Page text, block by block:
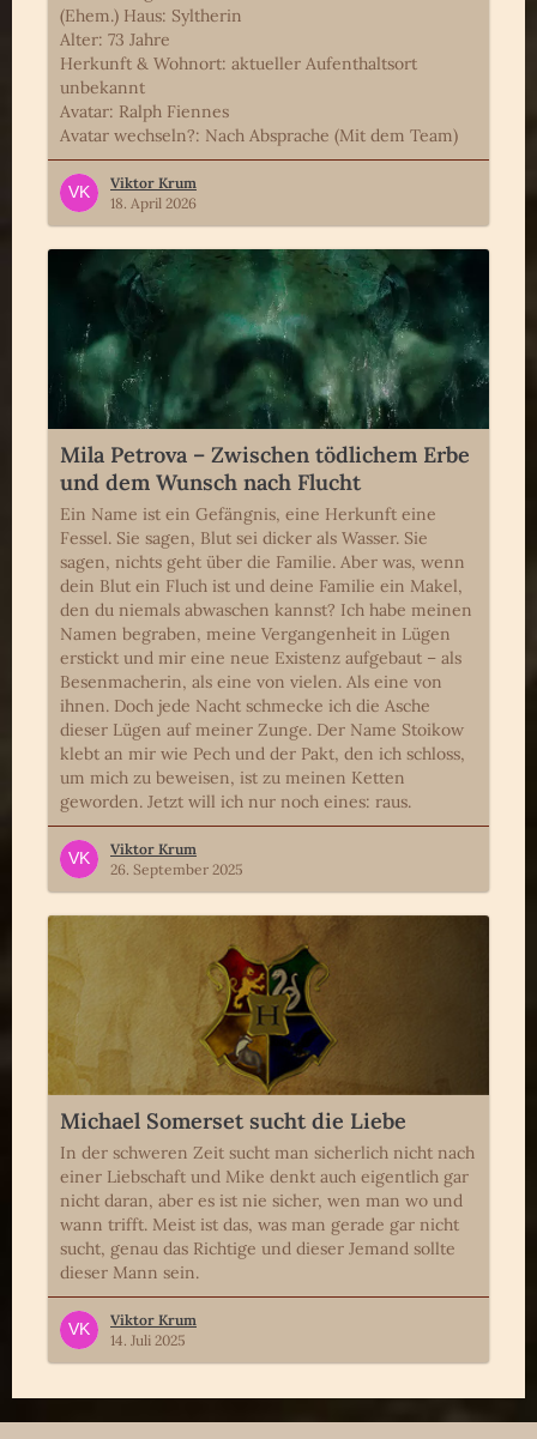
(Ehem.) Haus: Syltherin
Alter: 73 Jahre
Herkunft & Wohnort: aktueller Aufenthaltsort
unbekannt
Avatar: Ralph Fiennes
Avatar wechseln?: Nach Absprache (Mit dem Team)
Viktor Krum
18. April 2026
Mila Petrova – Zwischen tödlichem Erbe
und dem Wunsch nach Flucht
Ein Name ist ein Gefängnis, eine Herkunft eine
Fessel. Sie sagen, Blut sei dicker als Wasser. Sie
sagen, nichts geht über die Familie. Aber was, wenn
dein Blut ein Fluch ist und deine Familie ein Makel,
den du niemals abwaschen kannst? Ich habe meinen
Namen begraben, meine Vergangenheit in Lügen
erstickt und mir eine neue Existenz aufgebaut – als
Besenmacherin, als eine von vielen. Als eine von
ihnen. Doch jede Nacht schmecke ich die Asche
dieser Lügen auf meiner Zunge. Der Name Stoikow
klebt an mir wie Pech und der Pakt, den ich schloss,
um mich zu beweisen, ist zu meinen Ketten
geworden. Jetzt will ich nur noch eines: raus.
Viktor Krum
26. September 2025
Michael Somerset sucht die Liebe
In der schweren Zeit sucht man sicherlich nicht nach
einer Liebschaft und Mike denkt auch eigentlich gar
nicht daran, aber es ist nie sicher, wen man wo und
wann trifft. Meist ist das, was man gerade gar nicht
sucht, genau das Richtige und dieser Jemand sollte
dieser Mann sein.
Viktor Krum
14. Juli 2025